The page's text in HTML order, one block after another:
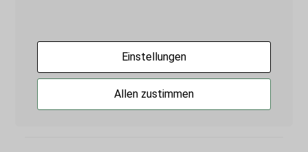
28. September 2023 by admin
Leave a Comment
Einstellungen
Allen zustimmen